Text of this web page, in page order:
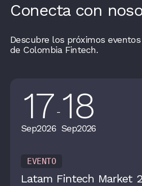
Conecta con
Descubre los próximos
de Colombia Fintech.
17
Sep2026
- 18
Sep2026
EVENTO
Latam Fintech Market